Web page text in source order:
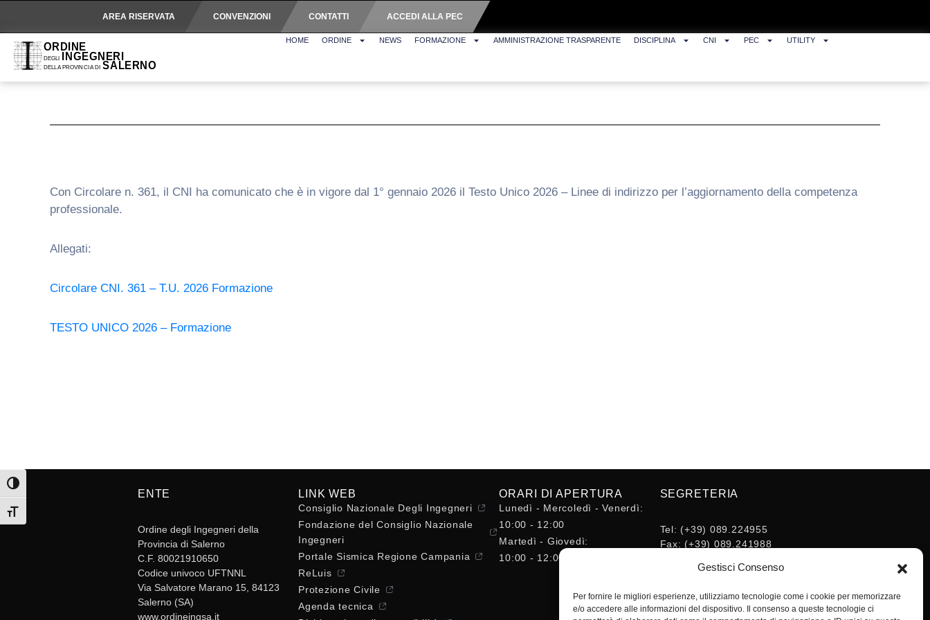
Gestisci Consenso
Per fornire le migliori esperienze, utilizziamo tecnologie come i cookie per memorizzare
e/o accedere alle informazioni del dispositivo. Il consenso a queste tecnologie ci
AREA RISERVATA CONVENZIONI CONTATTI ACCEDI ALLA PEC
HOME ORDINE NEWS FORMAZIONE AMMINISTRAZIONE TRASPARENTE DISCIPLINA CNI PEC UTILITY
Con Circolare n. 361, il CNI ha comunicato che è in vigore dal 1° gennaio 2026 il Testo Unico 2026 – Linee di indirizzo per l’aggiornamento della competenza
professionale.
Allegati:
Circolare CNI. 361 – T.U. 2026 Formazione
TESTO UNICO 2026 – Formazione
Attiva/disattiva alto contrasto
Attiva/disattiva dimensione testo
ENTE
Ordine degli Ingegneri della
Provincia di Salerno
C.F. 80021910650
Codice univoco UFTNNL
Via Salvatore Marano 15, 84123
Salerno (SA)
www.ordineingsa.it
LINK WEB
Consiglio Nazionale Degli Ingegneri
Fondazione del Consiglio Nazionale
Ingegneri
Portale Sismica Regione Campania
ReLuis
Protezione Civile
Agenda tecnica
ORARI DI APERTURA
Lunedì - Mercoledì - Venerdì:
10:00 - 12:00
Martedì - Giovedì:
10:00 - 12:00 / 14:30 - 16:30
SEGRETERIA
Tel: (+39) 089.224955
Fax: (+39) 089.241988
segreteria@ordineingsa.it
segreteria.ordine@ordingsa.it